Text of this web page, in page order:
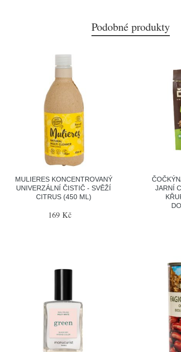
Podobné produkty
MULIERES KONCENTROVANÝ
UNIVERZÁLNÍ ČISTIČ - SVĚŽÍ
CITRUS (450 ML)
169 Kč
JARNÍ